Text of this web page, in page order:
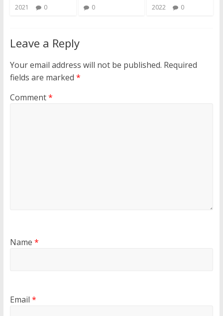
2021
0
0
2022
0
Leave a Reply
Your email address will not be published. Required
fields are marked *
Comment*
Name *
Email *